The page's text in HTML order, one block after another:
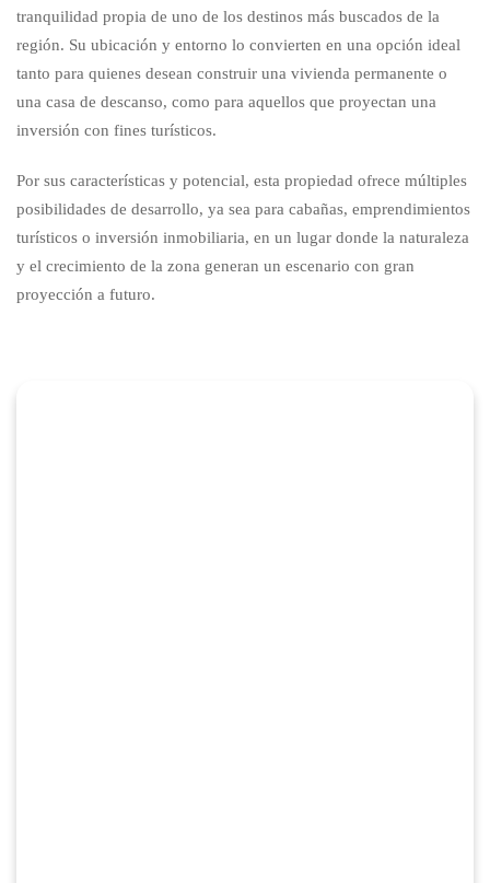
tranquilidad propia de uno de los destinos más buscados de la
región. Su ubicación y entorno lo convierten en una opción ideal
tanto para quienes desean construir una vivienda permanente o
una casa de descanso, como para aquellos que proyectan una
inversión con fines turísticos.
Por sus características y potencial, esta propiedad ofrece múltiples
posibilidades de desarrollo, ya sea para cabañas, emprendimientos
turísticos o inversión inmobiliaria, en un lugar donde la naturaleza
y el crecimiento de la zona generan un escenario con gran
proyección a futuro.